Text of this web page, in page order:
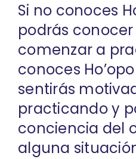
Si no conoces
podrás
comenzar a
conoces
sentirás
practicando y
conciencia del
alguna